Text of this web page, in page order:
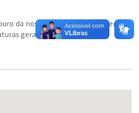
da nossa cultura local, preservado
gerações!